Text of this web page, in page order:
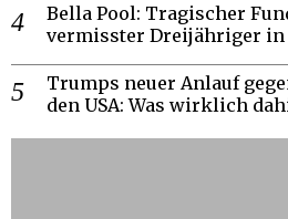
Bella Pool: Tragischer
vermisster Dreijähriger in
Trumps neuer Anlauf
den USA: Was wirklich